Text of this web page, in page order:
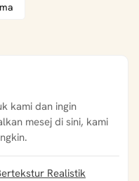
kami dan ingin
mesej di sini, kami
Realistik